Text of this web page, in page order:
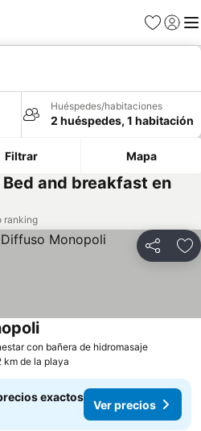
Favoritos
Iniciar
Huéspedes/habitaciones
2 huéspedes, 1 habitación
Filtrar Mapa
and breakfast en
ranking
Compartir
con bañera de hidromasajeVer
Ver precios
km de la playa
exactos
Ver precios